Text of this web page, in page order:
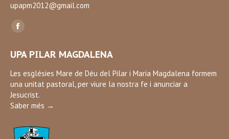
upapm2012@gmail.com
Find us on:
Facebook
opens
in
new
window
UPA PILAR MAGDALENA
Les esglésies Mare de Déu del Pilar i Maria Magdalena formem
una unitat pastoral, per viure la nostra fe i anunciar a
Jesucrist.
Saber més →